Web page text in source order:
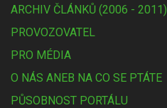
ARCHIV ČLÁNKŮ (2006 - 2011)
PROVOZOVATEL
PRO MÉDIA
O NÁS ANEB NA CO SE PTÁTE
PŮSOBNOST PORTÁLU